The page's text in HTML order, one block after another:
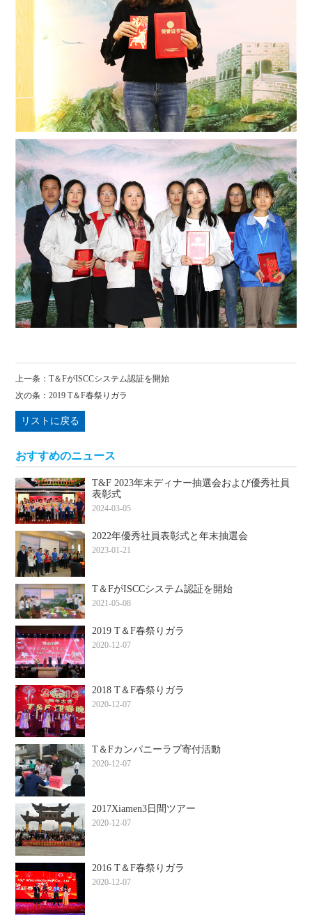
上一条：T＆FがISCCシステム認証を開始
次の条：2019 T＆F春祭りガラ
リストに戻る
おすすめのニュース
T&F 2023年末ディナー抽選会および優秀社員
表彰式
2024-03-05
2022年優秀社員表彰式と年末抽選会
2023-01-21
T＆FがISCCシステム認証を開始
2021-05-08
2019 T＆F春祭りガラ
2020-12-07
2018 T＆F春祭りガラ
2020-12-07
T＆Fカンパニーラブ寄付活動
2020-12-07
2017Xiamen3日間ツアー
2020-12-07
2016 T＆F春祭りガラ
2020-12-07